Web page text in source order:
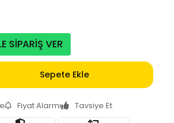
SİPARİŞ VER
Sepete Ekle
Fiyat Alarmı Tavsiye Et